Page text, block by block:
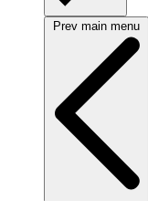
Prev main menu